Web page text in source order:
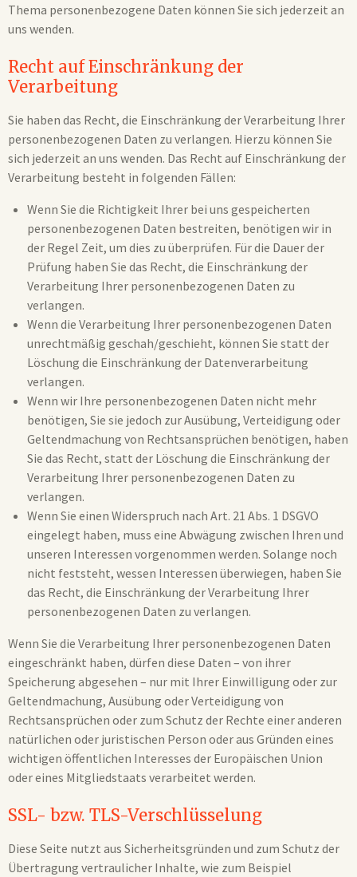
Thema personenbezogene Daten können Sie sich jederzeit an
uns wenden.
Recht auf Einschränkung der
Verarbeitung
Sie haben das Recht, die Einschränkung der Verarbeitung Ihrer
personenbezogenen Daten zu verlangen. Hierzu können Sie
sich jederzeit an uns wenden. Das Recht auf Einschränkung der
Verarbeitung besteht in folgenden Fällen:
Wenn Sie die Richtigkeit Ihrer bei uns gespeicherten
personenbezogenen Daten bestreiten, benötigen wir in
der Regel Zeit, um dies zu überprüfen. Für die Dauer der
Prüfung haben Sie das Recht, die Einschränkung der
Verarbeitung Ihrer personenbezogenen Daten zu
verlangen.
Wenn die Verarbeitung Ihrer personenbezogenen Daten
unrechtmäßig geschah/geschieht, können Sie statt der
Löschung die Einschränkung der Datenverarbeitung
verlangen.
Wenn wir Ihre personenbezogenen Daten nicht mehr
benötigen, Sie sie jedoch zur Ausübung, Verteidigung oder
Geltendmachung von Rechtsansprüchen benötigen, haben
Sie das Recht, statt der Löschung die Einschränkung der
Verarbeitung Ihrer personenbezogenen Daten zu
verlangen.
Wenn Sie einen Widerspruch nach Art. 21 Abs. 1 DSGVO
eingelegt haben, muss eine Abwägung zwischen Ihren und
unseren Interessen vorgenommen werden. Solange noch
nicht feststeht, wessen Interessen überwiegen, haben Sie
das Recht, die Einschränkung der Verarbeitung Ihrer
personenbezogenen Daten zu verlangen.
Wenn Sie die Verarbeitung Ihrer personenbezogenen Daten
eingeschränkt haben, dürfen diese Daten – von ihrer
Speicherung abgesehen – nur mit Ihrer Einwilligung oder zur
Geltendmachung, Ausübung oder Verteidigung von
Rechtsansprüchen oder zum Schutz der Rechte einer anderen
natürlichen oder juristischen Person oder aus Gründen eines
wichtigen öffentlichen Interesses der Europäischen Union
oder eines Mitgliedstaats verarbeitet werden.
SSL- bzw. TLS-Verschlüsselung
Diese Seite nutzt aus Sicherheitsgründen und zum Schutz der
Übertragung vertraulicher Inhalte, wie zum Beispiel